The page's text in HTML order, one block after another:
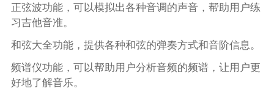
正弦波功能，可以模拟出各种音调的声音，帮助用户练
习吉他音准。
和弦大全功能，提供各种和弦的弹奏方式和音阶信息。
频谱仪功能，可以帮助用户分析音频的频谱，让用户更
好地了解音乐。